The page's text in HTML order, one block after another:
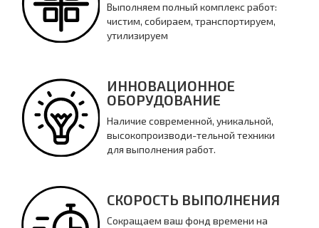
Выполняем полный комплекс работ:
чистим, собираем, транспортируем,
утилизируем
ИННОВАЦИОННОЕ
ОБОРУДОВАНИЕ
Наличие современной, уникальной,
высокопроизводи-тельной техники
для выполнения работ.
СКОРОСТЬ ВЫПОЛНЕНИЯ
Сокращаем ваш фонд времени на